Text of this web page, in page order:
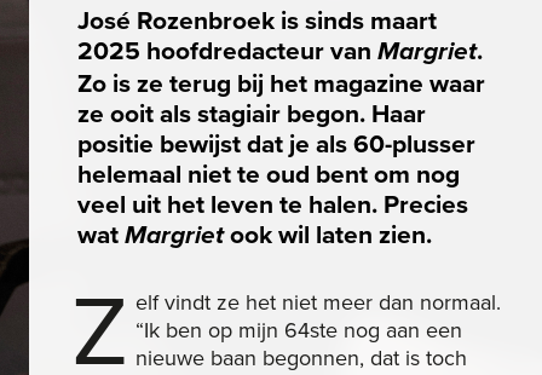
José Rozenbroek is sinds maart
2025 hoofdredacteur van Margriet.
Zo is ze terug bij het magazine waar
ze ooit als stagiair begon. Haar
positie bewijst dat je als 60-plusser
helemaal niet te oud bent om nog
veel uit het leven te halen. Precies
watMargrietook wil laten zien.
Z elf vindt ze het niet meer dan normaal.
“Ik ben op mijn 64ste nog aan een
nieuwe baan begonnen, dat is toch